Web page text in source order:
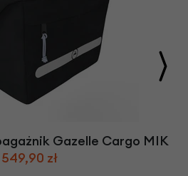
Gazelle Cargo MIK
549,90 zł